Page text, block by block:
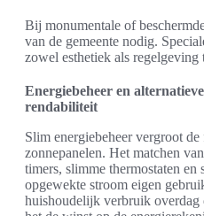
Bij monumentale of
van de gemeente nodig.
zowel esthetiek als regelgeving
Energiebeheer en
rendabiliteit
Slim energiebeheer vergroot
zonnepanelen. Het matchen
timers, slimme thermostaten en
opgewekte stroom eigen
huishoudelijk verbruik overdag